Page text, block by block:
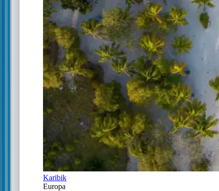
Karibik
Europa